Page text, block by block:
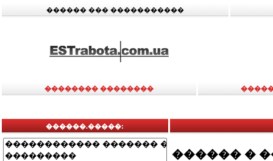
������ ��� �����������
�������� ��������
������.�����:
������ �